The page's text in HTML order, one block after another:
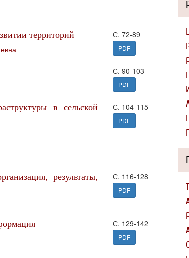
территорий
С. 72-89
PDF
С. 90-103
PDF
в сельской
С. 104-115
PDF
результаты,
С. 116-128
PDF
С. 129-142
PDF